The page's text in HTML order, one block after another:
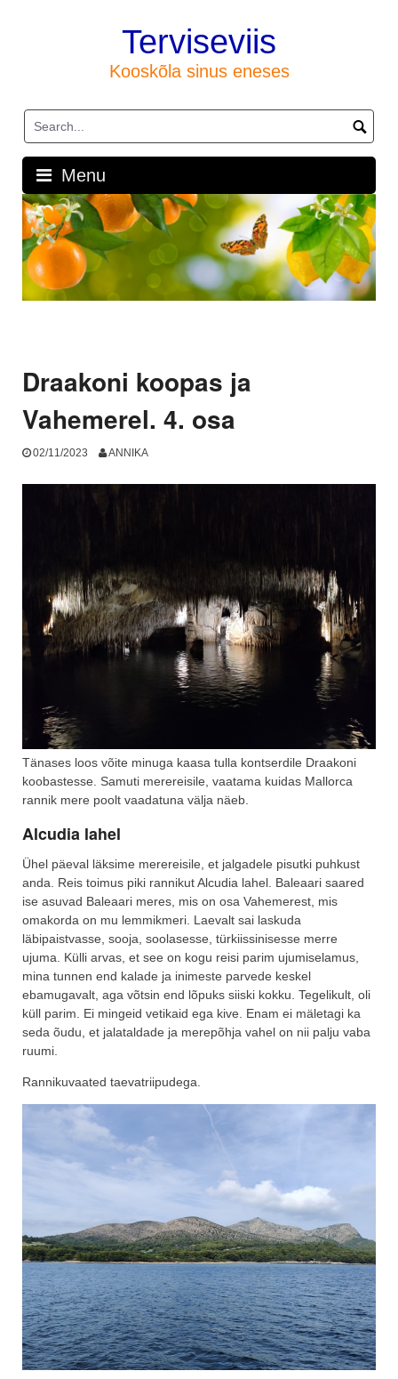
Terviseviis
Kooskõla sinus eneses
Menu
Draakoni koopas ja
Vahemerel. 4. osa
02/11/2023 ANNIKA
Tänases loos võite minuga kaasa tulla kontserdile Draakoni
koobastesse. Samuti merereisile, vaatama kuidas Mallorca
rannik mere poolt vaadatuna välja näeb.
Alcudia lahel
Ühel päeval läksime merereisile, et jalgadele pisutki puhkust
anda. Reis toimus piki rannikut Alcudia lahel. Baleaari saared
ise asuvad Baleaari meres, mis on osa Vahemerest, mis
omakorda on mu lemmikmeri. Laevalt sai laskuda
läbipaistvasse, sooja, soolasesse, türkiissinisesse merre
ujuma. Külli arvas, et see on kogu reisi parim ujumiselamus,
mina tunnen end kalade ja inimeste parvede keskel
ebamugavalt, aga võtsin end lõpuks siiski kokku. Tegelikult, oli
küll parim. Ei mingeid vetikaid ega kive. Enam ei mäletagi ka
seda õudu, et jalataldade ja merepõhja vahel on nii palju vaba
ruumi.
Rannikuvaated taevatriipudega.